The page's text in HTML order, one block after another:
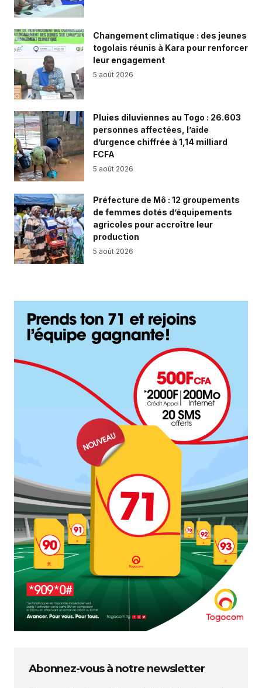
Changement climatique : des jeunes
togolais réunis à Kara pour renforcer
leur engagement
5 août 2026
Pluies diluviennes au Togo : 26.603
personnes affectées, l’aide
d’urgence chiffrée à 1,14 milliard
FCFA
5 août 2026
Préfecture de Mô : 12 groupements
de femmes dotés d’équipements
agricoles pour accroître leur
production
5 août 2026
Abonnez-vous à notre newsletter